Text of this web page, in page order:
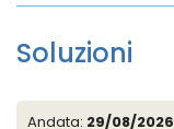
Soluzioni
Andata: 29/08/2026